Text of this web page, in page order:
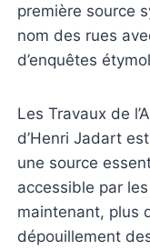
première source
nom des rues
d’enquêtes
Les Travaux de
d’Henri Jadart
une source
accessible par
maintenant, plus
dépouillement